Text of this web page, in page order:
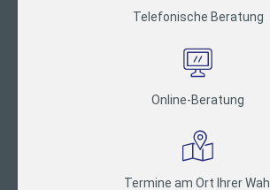
Telefonische Beratung
Online-Beratung
Termine am Ort Ihrer Wahl